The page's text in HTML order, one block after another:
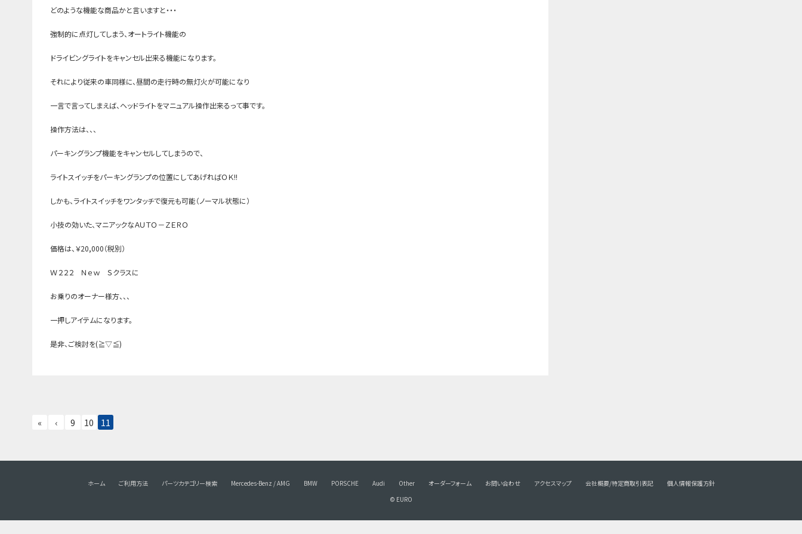
どのような機能な商品かと言いますと・・・
強制的に点灯してしまう、オートライト機能の
ドライビングライトをキャンセル出来る機能になります。
それにより従来の車同様に、昼間の走行時の無灯火が可能になり
一言で言ってしまえば、ヘッドライトをマニュアル操作出来るって事です。
操作方法は、、、
パーキングランプ機能をキャンセルしてしまうので、
ライトスイッチをパーキングランプの位置にしてあげればＯＫ!!
しかも、ライトスイッチをワンタッチで復元も可能（ノーマル状態に）
小技の効いた、マニアックなＡＵＴＯ－ＺＥＲＯ
価格は、￥20,000（税別）
Ｗ２２２ Ｎｅｗ Ｓクラスに
お乗りのオーナー様方、、、
一押しアイテムになります。
是非、ご検討を(≧▽≦)
« ‹ 9 10 11
ホーム ご利用方法 パーツカテゴリー検索 Mercedes-Benz / AMG BMW PORSCHE Audi Other オーダーフォーム お問い合わせ アクセスマップ 会社概要/特定商取引表記
個人情報保護方針
© EURO